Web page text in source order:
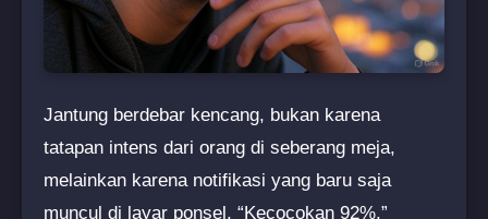
Jantung berdebar kencang, bukan karena
tatapan intens dari orang di seberang meja,
melainkan karena notifikasi yang baru saja
muncul di layar ponsel. “Kecocokan 92%.”